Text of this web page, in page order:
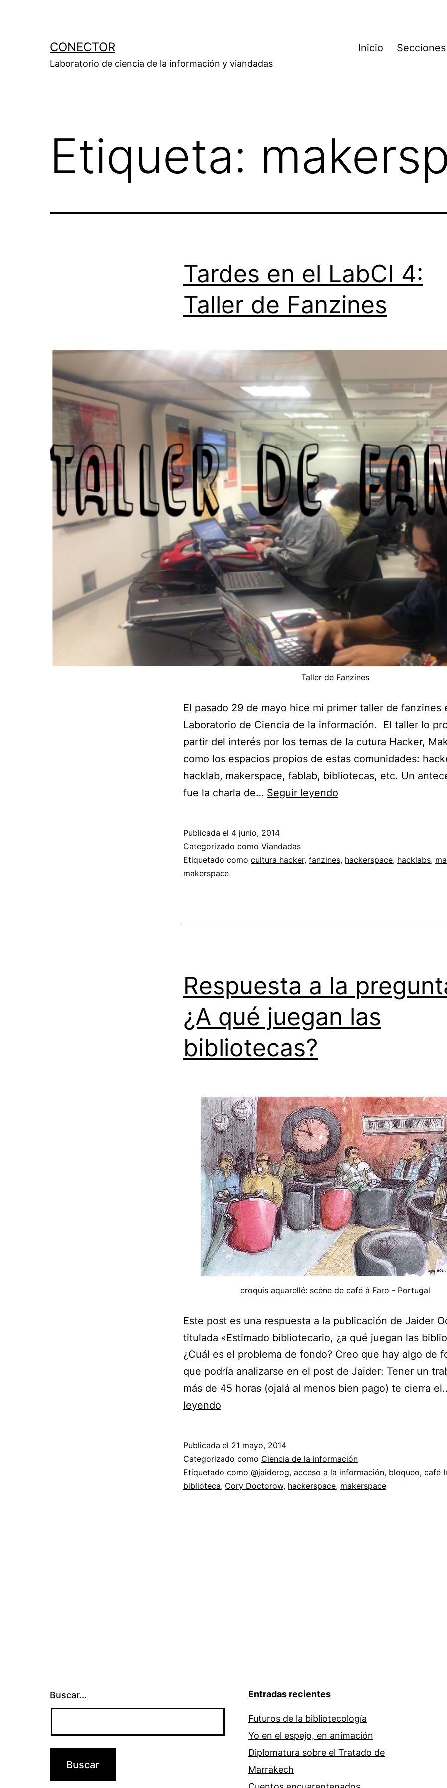
CONECTOR
Laboratorio de ciencia de la información y viandadas
Inicio Secciones
Etiqueta:
Tardes en el LabCI 4:
Taller de Fanzines
Taller de Fanzines
El pasado 29 de mayo hice mi primer taller de fanzines
Laboratorio de Ciencia de la información. El taller lo
partir del interés por los temas de la cutura Hacker,
como los espacios propios de estas comunidades:
hacklab, makerspace, fablab, bibliotecas, etc. Un
fue la charla de… Seguir leyendo
4:
Publicada el 4 junio, 2014
Categorizado como Viandadas
Etiquetado como cultura hacker, fanzines, hackerspace, hacklabs,
makerspace
Respuesta a la
¿A qué juegan las
bibliotecas?
croquis aquarellé: scène de café à Faro - Portugal
Este post es una respuesta a la publicación de Jaider
titulada «Estimado bibliotecario, ¿a qué juegan las
¿Cuál es el problema de fondo? Creo que hay algo de
que podría analizarse en el post de Jaider: Tener un
más de 45 horas (ojalá al menos bien pago) te cierra
leyendo
pregunta
¿A
qué
Publicada el 21 mayo, 2014
Categorizado como Ciencia de la información
Etiquetado como @jaiderog, acceso a la información, bloqueo, café
biblioteca, Cory Doctorow, hackerspace, makerspace
Buscar... Entradas recientes
Futuros de la bibliotecología
Yo en el espejo, en animación
Diplomatura sobre el Tratado de
Marrakech